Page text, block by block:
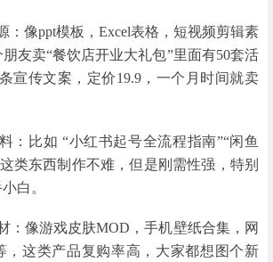
：像ppt模板，Excel表格，短视频剪辑素
友卖“餐饮店开业大礼包”里面有50套活
宣传文案，定价19.9，一个月时间就卖
：比如 “小红书起号全流程指南”“闲鱼
类东西制作不难，但是刚需性强，特别
白。
：像游戏皮肤MOD，手机壁纸合集，网
，这类产品复购率高，大家都想图个新